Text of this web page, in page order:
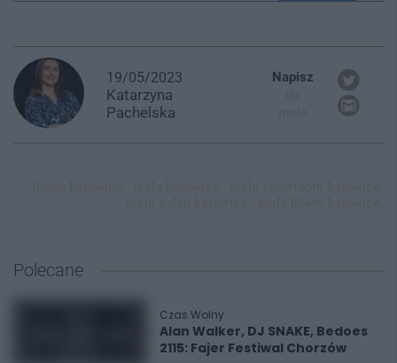
19/05/2023
Katarzyna
Pachelska
Napisz
Polecane
Czas Wolny
Alan Walker, DJ SNAKE, Bedoes
2115: Fajer Festiwal Chorzów